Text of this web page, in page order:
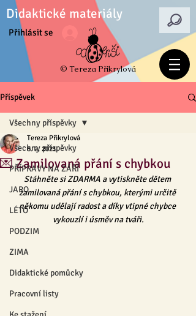
Didaktické materiály
Přihlásit se
© Tereza Přikrylová
Příspěvek
Všechny příspěvky
PŘÍPRAVY NA ZÁŘÍ
JARO
LÉTO
PODZIM
ZIMA
Didaktické pomůcky
Pracovní listy
Všechny příspěvky
💌 Zamilovaná přání s chybkou
Tereza Přikrylová
6. 2. 2021
Stáhněte si ZDARMA a vytiskněte dětem
zamilovaná přání s chybkou, kterými určitě
někomu udělají radost a díky vtipné chybce
vykouzlí i úsměv na tváři.